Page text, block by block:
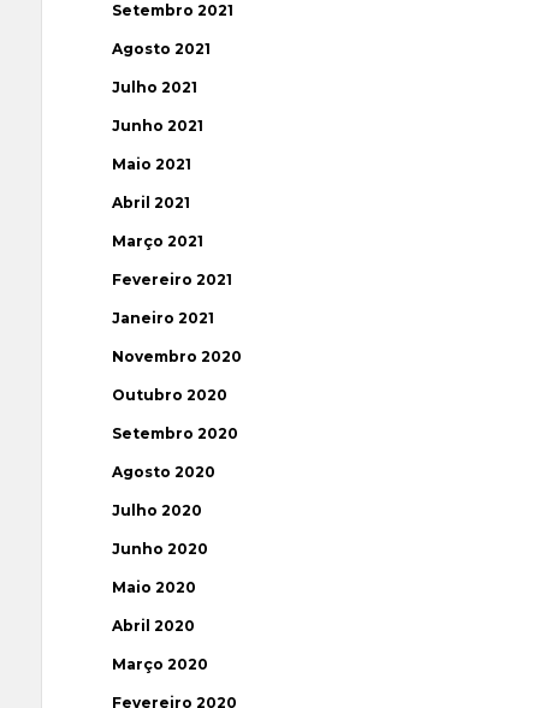
Setembro 2021
Agosto 2021
Julho 2021
Junho 2021
Maio 2021
Abril 2021
Março 2021
Fevereiro 2021
Janeiro 2021
Novembro 2020
Outubro 2020
Setembro 2020
Agosto 2020
Julho 2020
Junho 2020
Maio 2020
Abril 2020
Março 2020
Fevereiro 2020